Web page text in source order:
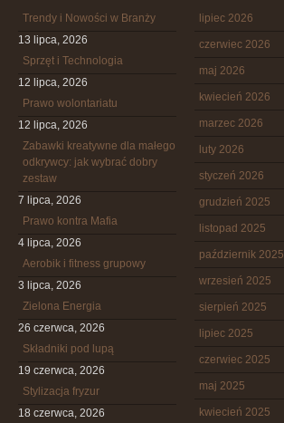
Trendy i Nowości w Branży
13 lipca, 2026
Sprzęt i Technologia
12 lipca, 2026
Prawo wolontariatu
12 lipca, 2026
Zabawki kreatywne dla małego
odkrywcy: jak wybrać dobry
zestaw
7 lipca, 2026
Prawo kontra Mafia
4 lipca, 2026
Aerobik i fitness grupowy
3 lipca, 2026
Zielona Energia
26 czerwca, 2026
Składniki pod lupą
19 czerwca, 2026
Stylizacja fryzur
18 czerwca, 2026
lipiec 2026
czerwiec 2026
maj 2026
kwiecień 2026
marzec 2026
luty 2026
styczeń 2026
grudzień 2025
listopad 2025
październik 2025
wrzesień 2025
sierpień 2025
lipiec 2025
czerwiec 2025
maj 2025
kwiecień 2025